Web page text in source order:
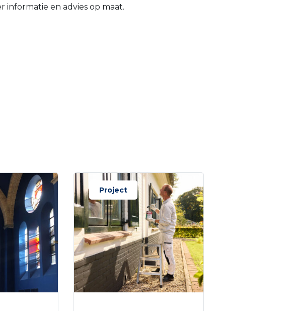
informatie en advies op maat.
Project